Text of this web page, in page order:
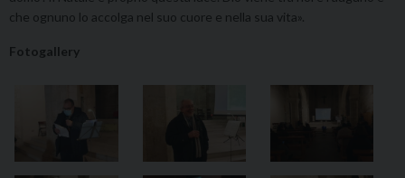
che ognuno lo accolga nel suo cuore e nella sua vita».
Fotogallery